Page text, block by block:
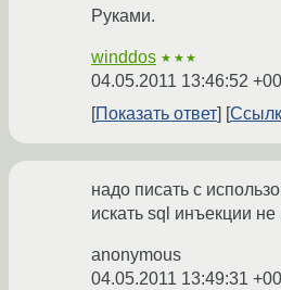
Руками.
winddos ★★★
04.05.2011 13:46:52
Показать ответ
надо писать с
искать sql инъекции
anonymous
04.05.2011 13:49:31